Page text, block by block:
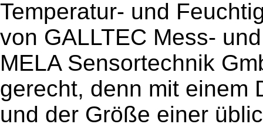
Temperatur- und
von GALLTEC Mess-
MELA Sensortechnik
gerecht, denn mit einem
und der Größe einer